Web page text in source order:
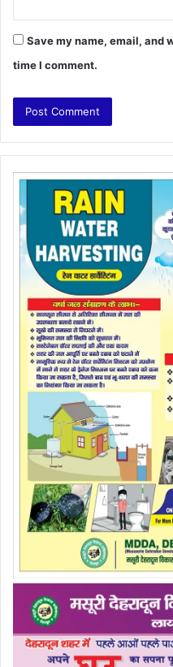
Save my name, email, and
time I comment.